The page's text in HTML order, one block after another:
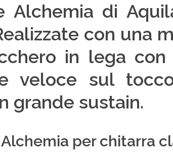
Alchemia di
con una
in lega
veloce sul
grande sustain.
per chitarra